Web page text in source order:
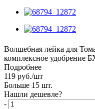
Волшебная лейка для
комплексное удобрение
Подробнее
119 руб./шт
Больше 15 шт.
Нашли дешевле?
-